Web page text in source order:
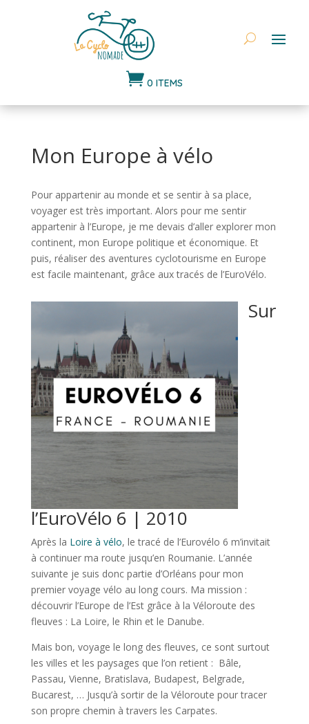
 0 ITEMS
Mon Europe à vélo
Pour appartenir au monde et se sentir à sa place,
voyager est très important. Alors pour me sentir
appartenir à l’Europe, je me devais d’aller explorer mon
continent, mon Europe politique et économique. Et
puis, réaliser des aventures cyclotourisme en Europe
est facile maintenant, grâce aux tracés de l’EuroVélo.
Sur
l’EuroVélo 6 | 2010
Après la Loire à vélo, le tracé de l’Eurovélo 6 m’invitait
à continuer ma route jusqu’en Roumanie. L’année
suivante je suis donc partie d’Orléans pour mon
premier voyage vélo au long cours. Ma mission :
découvrir l’Europe de l’Est grâce à la Véloroute des
fleuves : La Loire, le Rhin et le Danube.
Mais bon, voyage le long des fleuves, ce sont surtout
les villes et les paysages que l’on retient : Bâle,
Passau, Vienne, Bratislava, Budapest, Belgrade,
Bucarest, … Jusqu’à sortir de la Véloroute pour tracer
son propre chemin à travers les Carpates.